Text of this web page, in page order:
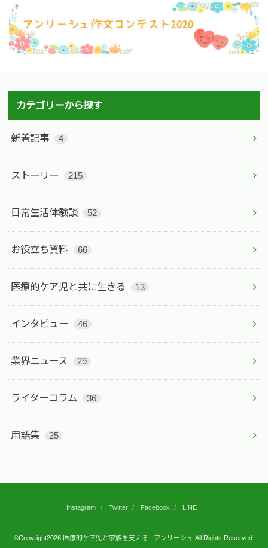
カテゴリーから探す
新着記事 4
ストーリー 215
日常生活体験談 52
お役立ち資料 66
医療的ケア児と共に生きる 13
インタビュー 46
業界ニュース 29
ライターコラム 36
用語集 25
Instagram Twitter Facebook LINE
©Copyright2026 医療的ケア児と家族を支える | アンリーシュ .All Rights Reserved.